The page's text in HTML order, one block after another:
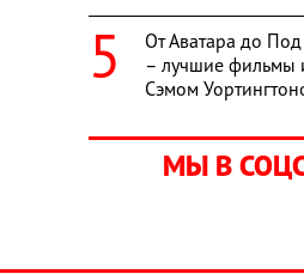
От Аватара до
– лучшие фильмы
Сэмом
МЫ В